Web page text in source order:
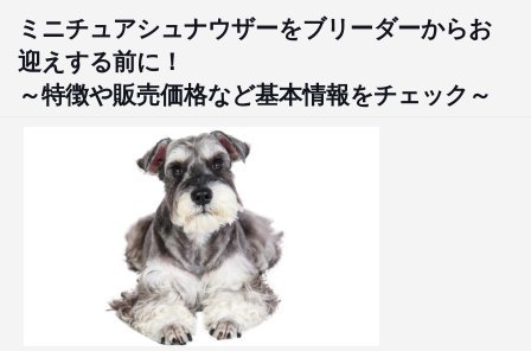
ミニチュアシュナウザーをブリーダーからお
迎えする前に！
～特徴や販売価格など基本情報をチェック～